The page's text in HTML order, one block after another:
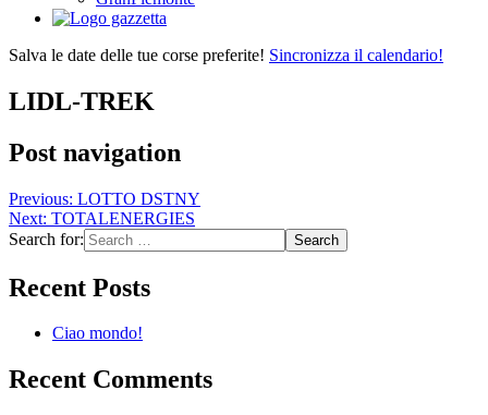
Salva le date delle tue corse preferite! Sincronizza il calendario!
LIDL-TREK
Post navigation
Previous: LOTTO DSTNY
Next: TOTALENERGIES
Search for:
Recent Posts
Ciao mondo!
Recent Comments